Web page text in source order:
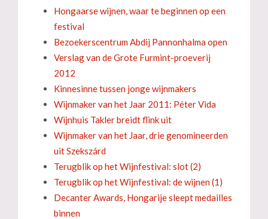
Hongaarse wijnen, waar te beginnen op een
festival
Bezoekerscentrum Abdij Pannonhalma open
Verslag van de Grote Furmint-proeverij
2012
Kinnesinne tussen jonge wijnmakers
Wijnmaker van het Jaar 2011: Péter Vida
Wijnhuis Takler breidt flink uit
Wijnmaker van het Jaar, drie genomineerden
uit Szekszárd
Terugblik op het Wijnfestival: slot (2)
Terugblik op het Wijnfestival: de wijnen (1)
Decanter Awards, Hongarije sleept medailles
binnen